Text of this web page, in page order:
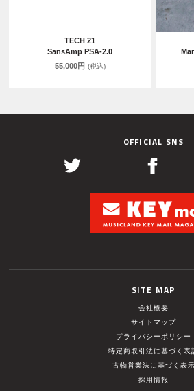
TECH 21
SansAmp PSA-2.0
55,000円 (税込)
OFFICIAL SNS
SITE MAP
会社概要
サイトマップ
プライバシーポリシー
特定商取引法に基づく表
古物営業法に基づく表示
採用情報